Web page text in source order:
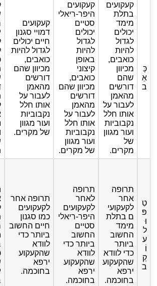
כְּ
אֵ
ב
קעקועים
בתלת
מימד
יכולים
לגדול
להיות
כואבים,
מכיוון
שהם
דורשים
מהאמן
לעבור על
אותו חלל
נקבוביות
ועור מגוון
של
מקרים.
קעקועים
היפר-ריאלי
סטיים
יכולים
לגדול
להיות
באופן
קיצוני
כואבים,
מכיוון שהם
דורשים
מהאמן
לעבור על
אותו חלל
נקבוביות
ועור מגוון
של מקרים.
קעקועים
דמויי סגנון
חיים יכולים
לגדול להיות
כואבים,
מכיוון שהם
דורשים
מהאמן
לעבור על
אותו חלל
נקבוביות
ועור מגוון
של מקרים.
טִ
פּ
וּ
ל
ע
וֹ
קֵ
ב
תרופה
אחר
לקעקועי
ם בתלת
מימד
החשוב
ביותר
כדי לוודא
שהקעקוע
ירפא
בחוכמה.
תרופה
לאחר
לקעקועים
היפר-ריאלי
סטיים
החשוב
ביותר כדי
לוודא
שהקעקוע
ירפא
בחוכמה.
תרופה אחר
לקעקועים
כמו סגנון
חיים החשוב
ביותר כדי
לוודא
שהקעקוע
ירפא
בחוכמה.